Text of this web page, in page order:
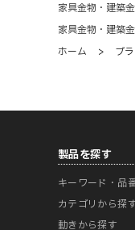
家具金物・建築
家具金物・建築
ホーム
> ブ
製品を探す
キーワード・品
カテゴリから探
動きから探す